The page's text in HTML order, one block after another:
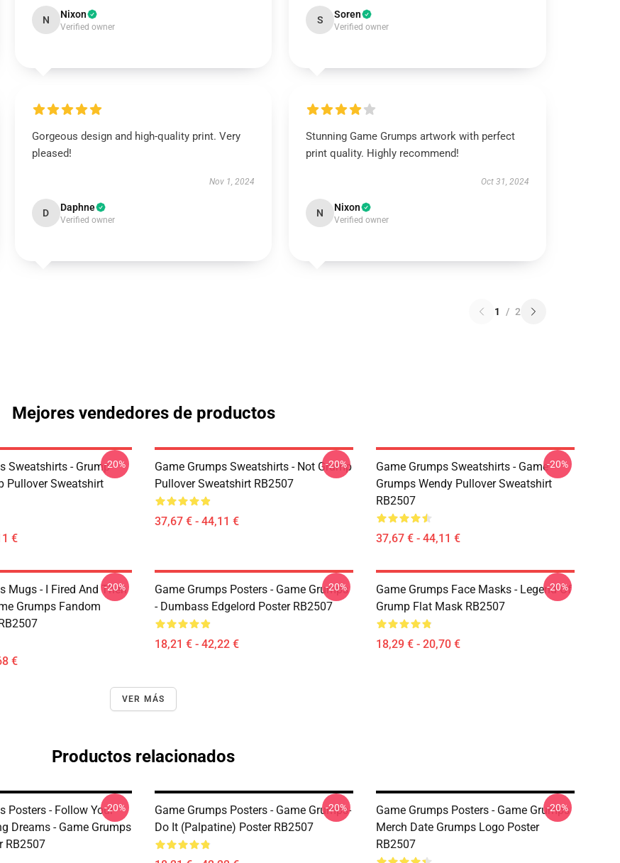
N Nixon
Verified owner
S Soren
Verified owner
Gorgeous design and high-quality print. Very
pleased!
Nov 1, 2024
D Daphne
Verified owner
Stunning Game Grumps artwork with perfect
print quality. Highly recommend!
Oct 31, 2024
N Nixon
Verified owner
1 / 2
Mejores vendedores de productos
Sweatshirts - Grump
Pullover Sweatshirt
€
-20%
Game Grumps Sweatshirts - Not Grump
Pullover Sweatshirt RB2507
37,67 € - 44,11 €
-20%
Game Grumps Sweatshirts - Game
Grumps Wendy Pullover Sweatshirt
RB2507
37,67 € - 44,11 €
-20%
Mugs - I Fired And Then
Grumps Fandom
€
-20%
Game Grumps Posters - Game Grumps
- Dumbass Edgelord Poster RB2507
18,21 € - 42,22 €
-20%
Game Grumps Face Masks - Legend Of
Grump Flat Mask RB2507
18,29 € - 20,70 €
-20%
VER MÁS
Productos relacionados
Posters - Follow Your
Dreams - Game Grumps
RB2507
-20%
Game Grumps Posters - Game Grumps-
Do It (Palpatine) Poster RB2507
-20%
Game Grumps Posters - Game Grumps
Merch Date Grumps Logo Poster
RB2507
-20%